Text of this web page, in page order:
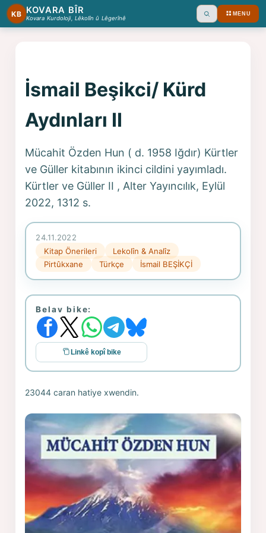
KB KOVARA BÎR
Kovara Kurdoloji, Lêkolîn û Lêgerînê Ara MENU
İsmail Beşikci/ Kürd
Aydınları II
Mücahit Özden Hun ( d. 1958 Iğdır) Kürtler
ve Güller kitabının ikinci cildini yayımladı.
Kürtler ve Güller II , Alter Yayıncılık, Eylül
2022, 1312 s.
24.11.2022
Kitap Önerileri
Lekolîn & Analîz
Pirtûkxane
Türkçe İsmail BEŞİKÇİ
Belav bike:
Linkê kopî bike
23044 caran hatiye xwendin.